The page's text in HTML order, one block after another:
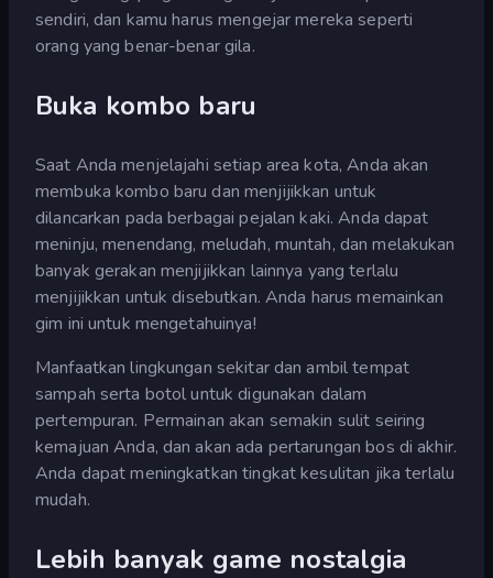
sendiri, dan kamu harus mengejar mereka seperti
orang yang benar-benar gila.
Buka kombo baru
Saat Anda menjelajahi setiap area kota, Anda akan
membuka kombo baru dan menjijikkan untuk
dilancarkan pada berbagai pejalan kaki. Anda dapat
meninju, menendang, meludah, muntah, dan melakukan
banyak gerakan menjijikkan lainnya yang terlalu
menjijikkan untuk disebutkan. Anda harus memainkan
gim ini untuk mengetahuinya!
Manfaatkan lingkungan sekitar dan ambil tempat
sampah serta botol untuk digunakan dalam
pertempuran. Permainan akan semakin sulit seiring
kemajuan Anda, dan akan ada pertarungan bos di akhir.
Anda dapat meningkatkan tingkat kesulitan jika terlalu
mudah.
Lebih banyak game nostalgia